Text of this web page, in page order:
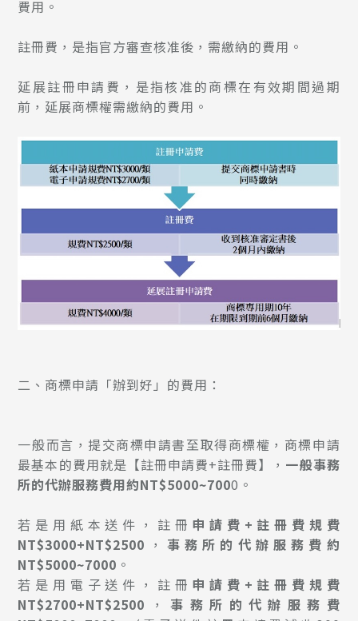
費用。
註冊費，是指官方審查核准後，需繳納的費用。
延展註冊申請費，是指核准的商標在有效期間過期
前，延展商標權需繳納的費用。
二、商標申請「辦到好」的費用：
一般而言，提交商標申請書至取得商標權，商標申請
最基本的費用就是【註冊申請費+註冊費】， 一般事務
所的代辦服務費用約NT$5000~7000。
若是用紙本送件，註冊 申請費+註冊費規費
NT$3000+NT$2500 ， 事務所的代辦服務費約
NT$5000~7000 。
若是用電子送件，註冊 申請費+註冊費規費
NT$2700+NT$2500 ，事務所的代辦服務費